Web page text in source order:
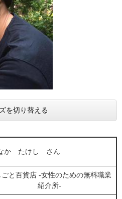
を切り替える
か たけし さん
ごと百貨店 -女性のための無料職業
紹介所-